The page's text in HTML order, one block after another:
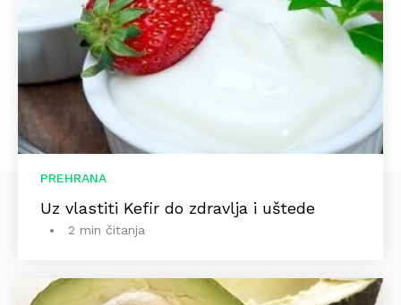
PREHRANA
Uz vlastiti Kefir do zdravlja i uštede
2 min čitanja